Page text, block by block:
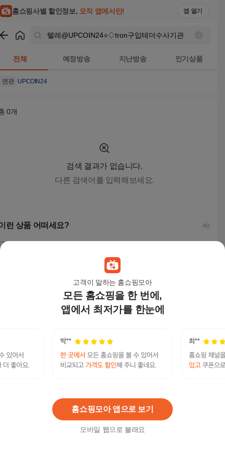
고객이 말하는 홈쇼핑모아
모든 홈쇼핑을 한 번에,
앱에서 최저가를 한눈에
홈쇼핑모아 앱으로 보기
모바일 웹으로 볼래요
홈쇼핑사별 할인정보, 오직 앱에서만! 앱 열기
전체 예정방송 지난방송 인기상품
연관 UPCOIN24
0개
검색 결과가 없습니다.
다른 검색어를 입력해보세요.
런 상품 어떠세요?
수납 아일랜드 테이
1200 방문설치, 화
트
드 식탁 주방 거실 수납
테이블
201,600원
장형 아일랜드 식탁 테
이블 DF911403, 그레
이
260,000
확장
식
블
텔레@UPCOIN24⟡♢tron구입테더수사기관 검색결과 | 홈쇼핑